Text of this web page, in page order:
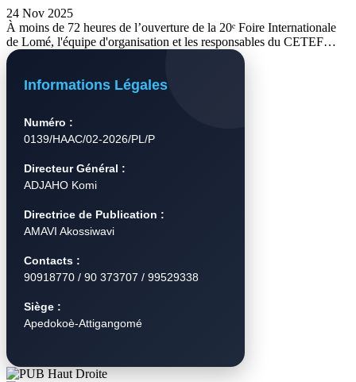
24 Nov 2025
À moins de 72 heures de l’ouverture de la 20ᵉ Foire Internationale
de Lomé, l'équipe d'organisation et les responsables du CETEF…
Informations Légales
Numéro :
0139/HAAC/02-2026/PL/P
Directeur Général :
ADJAHO Komi
Directrice de Publication :
AMAVI Akossiwavi
Contacts :
90918770 / 90 373707 / 99529338
Siège :
Apedokoè-Attigangomé